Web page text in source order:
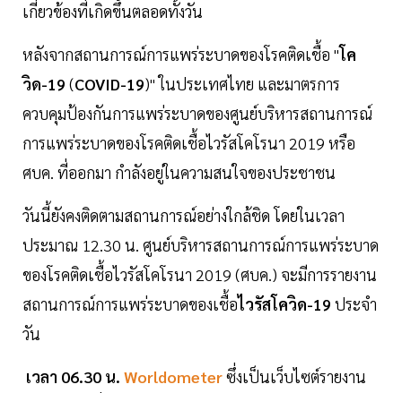
เกี่ยวข้องที่เกิดขึ้นตลอดทั้งวัน
หลังจากสถานการณ์การแพร่ระบาดของโรคติดเชื้อ "โค
วิด-19 (COVID-19)" ในประเทศไทย และมาตรการ
ควบคุมป้องกันการแพร่ระบาดของศูนย์บริหารสถานการณ์
การแพร่ระบาดของโรคติดเชื้อไวรัสโคโรนา 2019 หรือ
ศบค. ที่ออกมา กำลังอยู่ในความสนใจของประชาชน
วันนี้ยังคงติดตามสถานการณ์อย่างใกล้ชิด โดยในเวลา
ประมาณ 12.30 น. ศูนย์บริหารสถานการณ์การแพร่ระบาด
ของโรคติดเชื้อไวรัสโคโรนา 2019 (ศบค.) จะมีการรายงาน
สถานการณ์การแพร่ระบาดของเชื้อไวรัสโควิด-19 ประจำ
วัน
เวลา 06.30 น. Worldometerซึ่งเป็นเว็บไซต์รายงาน